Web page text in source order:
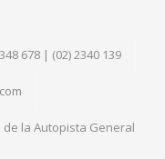
678 | (02) 2340 139
de la Autopista General